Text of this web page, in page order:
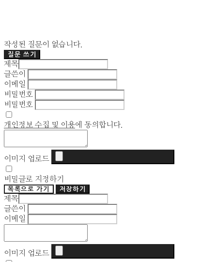
작성된 질문이 없습니다.
질문 쓰기
제목
글쓴이
이메일
비밀번호
비밀번호
개인정보 수집 및 이용에 동의합니다.
이미지 업로드
비밀글로 지정하기
목록으로 가기 저장하기
제목
글쓴이
이메일
이미지 업로드